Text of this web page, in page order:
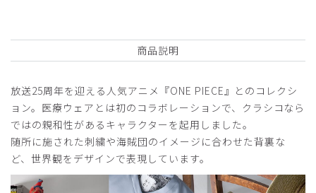
購入確認済み
2026-06-26
サイズ感小さめ
大きめ
ストレッチ感
よく伸びる
伸びない
厚さとても薄い 厚い
ゆったり着れて良かったです。XSだと少しピッタリで、Sだ
商品説明
放送25周年を迎える人気アニメ『ONE PIECE』とのコレクシ
ョン。医療ウェアとは初のコラボレーションで、クラシコなら
ではの親和性があるキャラクターを起用しました。
随所に施された刺繍や海賊団のイメージに合わせた背裏な
ど、世界観をデザインで表現しています。